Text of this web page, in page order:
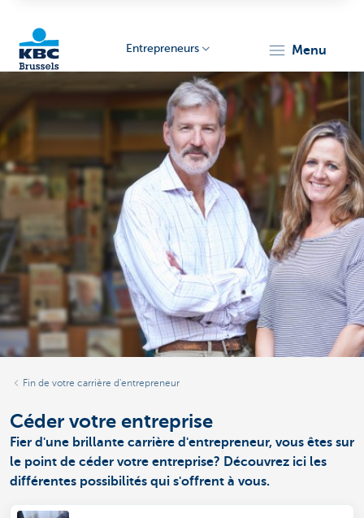
Entrepreneurs menu
Fin de votre carrière d'entrepreneur
Céder votre entreprise
Fier d'une brillante carrière d'entrepreneur, vous êtes sur
le point de céder votre entreprise? Découvrez ici les
différentes possibilités qui s'offrent à vous.